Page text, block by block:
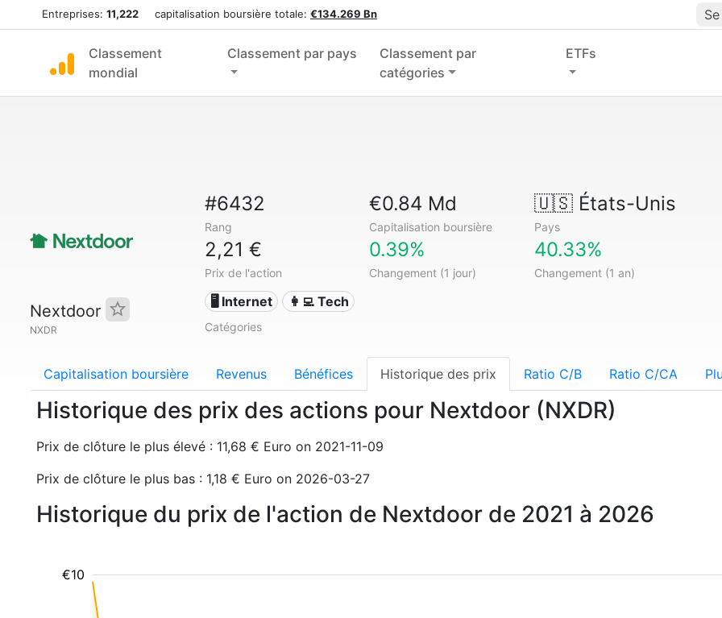
Entreprises: 11,222 capitalisation boursière totale: €134.269 Bn
Classement
mondial
Classement par pays
Classement par
catégories
ETFs
Nextdoor
NXDR
#6432
Rang
€0.84 Md
Capitalisation boursière
🇺🇸États-Unis
Pays
2,21 €
Prix de l'action
0.39%
Changement (1 jour)
40.33%
Changement (1 an)
🖥️ Internet 👩‍💻 Tech
Catégories
Capitalisation boursière Revenus Bénéfices Historique des prix Ratio C/B Ratio C/CA
Historique des prix des actions pour Nextdoor (NXDR)
Prix de clôture le plus élevé : 11,68 € Euro on 2021-11-09
Prix de clôture le plus bas : 1,18 € Euro on 2026-03-27
Historique du prix de l'action de Nextdoor de 2021 à 2026
€10